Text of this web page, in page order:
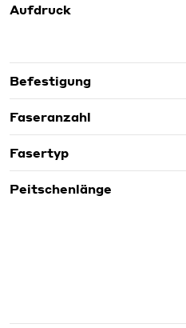
Aufdruck
Befestigung
Faseranzahl
Fasertyp
Peitschenlänge